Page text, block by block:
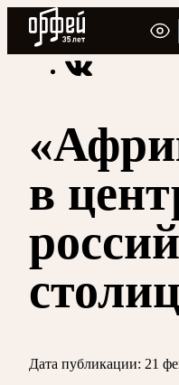
Радио Орфей
Радио классической
в
Дата публикации: 21